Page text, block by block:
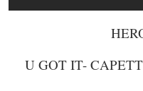
U GOT IT-